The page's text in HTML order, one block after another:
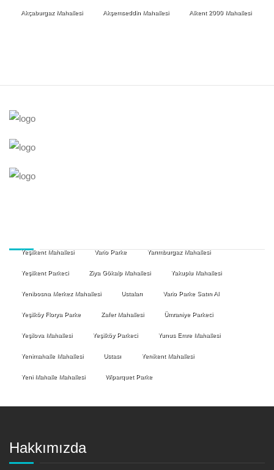
Akçaburgaz Mahallesi Akşemseddin Mahallesi Alkent 2000 Mahallesi
Yeşilkent Mahallesi Vario Parke Yarımburgaz Mahallesi
Yeşilkent Parkeci Ziya Gökalp Mahallesi Yakuplu Mahallesi
Yenibosna Merkez Mahallesi Ustaları Vario Parke Satın Al
Yeşilköy Florya Parke Zafer Mahallesi Ümraniye Parkeci
Yeşilova Mahallesi Yeşilköy Parkeci Yunus Emre Mahallesi
Yenimahalle Mahallesi Ustası Yenikent Mahallesi
Yeni Mahalle Mahallesi Wiparquet Parke
Hakkımızda